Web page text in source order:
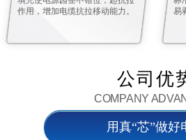
作用，增加电缆抗拉移动能力。
易
公司优
COMPANY
用真“芯”做好